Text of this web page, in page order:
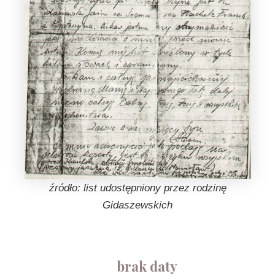
źródło: list udostępniony przez rodzinę
Gidaszewskich
brak daty